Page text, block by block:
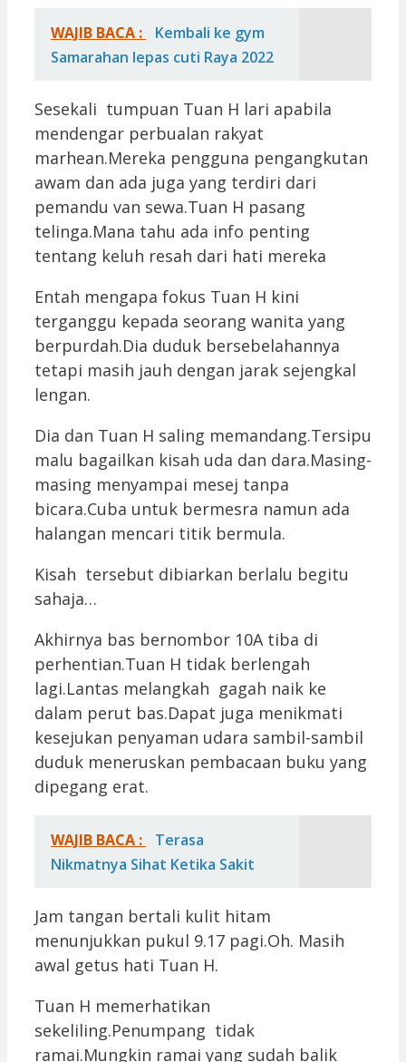
WAJIB BACA :
Kembali ke gym
Samarahan lepas cuti Raya 2022
Sesekali tumpuan Tuan H lari apabila
mendengar perbualan rakyat
marhean.Mereka pengguna pengangkutan
awam dan ada juga yang terdiri dari
pemandu van sewa.Tuan H pasang
telinga.Mana tahu ada info penting
tentang keluh resah dari hati mereka
Entah mengapa fokus Tuan H kini
terganggu kepada seorang wanita yang
berpurdah.Dia duduk bersebelahannya
tetapi masih jauh dengan jarak sejengkal
lengan.
Dia dan Tuan H saling memandang.Tersipu
malu bagailkan kisah uda dan dara.Masing-
masing menyampai mesej tanpa
bicara.Cuba untuk bermesra namun ada
halangan mencari titik bermula.
Kisah tersebut dibiarkan berlalu begitu
sahaja…
Akhirnya bas bernombor 10A tiba di
perhentian.Tuan H tidak berlengah
lagi.Lantas melangkah gagah naik ke
dalam perut bas.Dapat juga menikmati
kesejukan penyaman udara sambil-sambil
duduk meneruskan pembacaan buku yang
dipegang erat.
WAJIB BACA :
Terasa
Nikmatnya Sihat Ketika Sakit
Jam tangan bertali kulit hitam
menunjukkan pukul 9.17 pagi.Oh. Masih
awal getus hati Tuan H.
Tuan H memerhatikan
sekeliling.Penumpang tidak
ramai.Mungkin ramai yang sudah balik